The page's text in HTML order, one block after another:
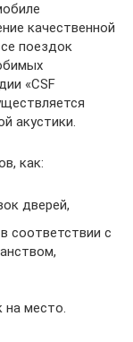
качественной
поездок
«CSF
акустики.
как:
дверей,
соответствии с
место.